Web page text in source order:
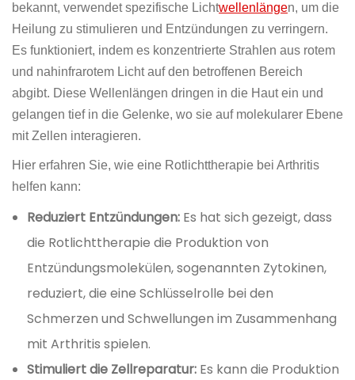
bekannt, verwendet spezifische Lichtwellenlängen, um die
Heilung zu stimulieren und Entzündungen zu verringern.
Es funktioniert, indem es konzentrierte Strahlen aus rotem
und nahinfrarotem Licht auf den betroffenen Bereich
abgibt. Diese Wellenlängen dringen in die Haut ein und
gelangen tief in die Gelenke, wo sie auf molekularer Ebene
mit Zellen interagieren.
Hier erfahren Sie, wie eine Rotlichttherapie bei Arthritis
helfen kann:
Reduziert Entzündungen: Es hat sich gezeigt, dass
die Rotlichttherapie die Produktion von
Entzündungsmolekülen, sogenannten Zytokinen,
reduziert, die eine Schlüsselrolle bei den
Schmerzen und Schwellungen im Zusammenhang
mit Arthritis spielen.
Stimuliert die Zellreparatur: Es kann die Produktion